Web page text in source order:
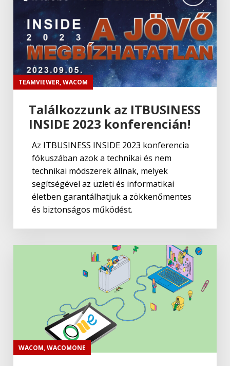
TEAMVIEWER,WACOM
Találkozzunk az ITBUSINESS
INSIDE 2023 konferencián!
Az ITBUSINESS INSIDE 2023 konferencia
fókuszában azok a technikai és nem
technikai módszerek állnak, melyek
segítségével az üzleti és informatikai
életben garantálhatjuk a zökkenőmentes
és biztonságos működést.
WACOM,WACOMONE